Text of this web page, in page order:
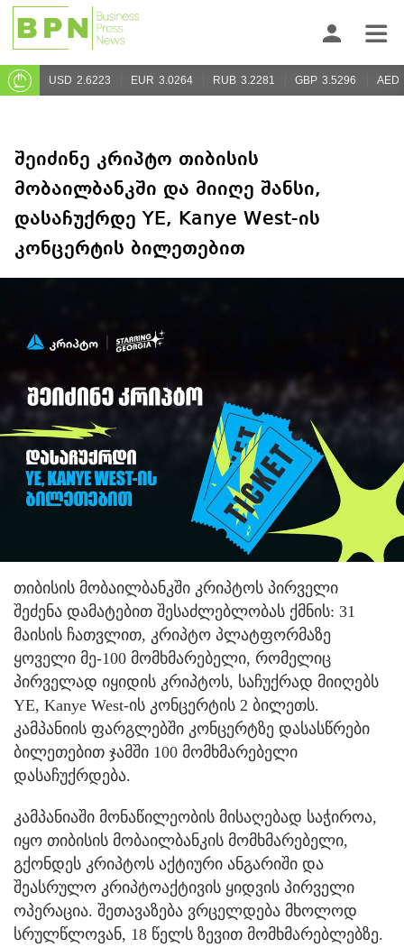
USD 2.6223 EUR 3.0264 RUB 3.2281 GBP 3.5296 AED
შეიძინე კრიპტო თიბისის
მობაილბანკში და მიიღე შანსი,
დასაჩუქრდე YE, Kanye West-ის
კონცერტის ბილეთებით
თიბისის მობაილბანკში კრიპტოს პირველი
შეძენა დამატებით შესაძლებლობას ქმნის: 31
მაისის ჩათვლით, კრიპტო პლატფორმაზე
ყოველი მე-100 მომხმარებელი, რომელიც
პირველად იყიდის კრიპტოს, საჩუქრად მიიღებს
YE, Kanye West-ის კონცერტის 2 ბილეთს.
კამპანიის ფარგლებში კონცერტზე დასასწრები
ბილეთებით ჯამში 100 მომხმარებელი
დასაჩუქრდება.
კამპანიაში მონაწილეობის მისაღებად საჭიროა,
იყო თიბისის მობაილბანკის მომხმარებელი,
გქონდეს კრიპტოს აქტიური ანგარიში და
შეასრულო კრიპტოაქტივის ყიდვის პირველი
ოპერაცია. შეთავაზება ვრცელდება მხოლოდ
სრულწლოვან, 18 წელს ზევით მომხმარებლებზე.